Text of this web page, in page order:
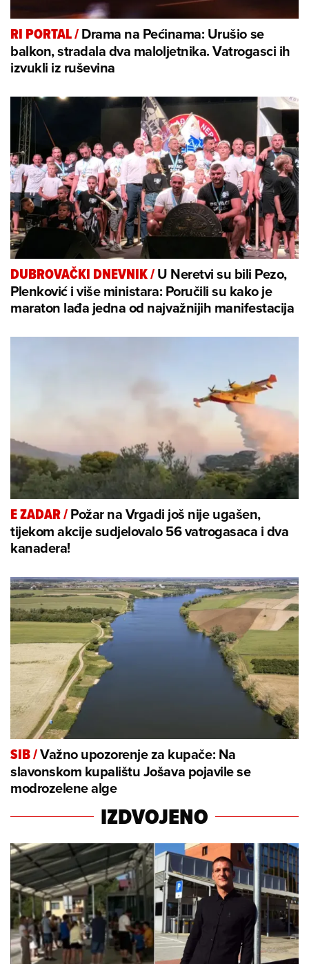
RI PORTAL/Drama na Pećinama: Urušio se
balkon, stradala dva maloljetnika. Vatrogasci ih
izvukli iz ruševina
DUBROVAČKI DNEVNIK/U Neretvi su bili Pezo,
Plenković i više ministara: Poručili su kako je
maraton lađa jedna od najvažnijih manifestacija
E ZADAR/Požar na Vrgadi još nije ugašen,
tijekom akcije sudjelovalo 56 vatrogasaca i dva
kanadera!
SIB/Važno upozorenje za kupače: Na
slavonskom kupalištu Jošava pojavile se
modrozelene alge
IZDVOJENO